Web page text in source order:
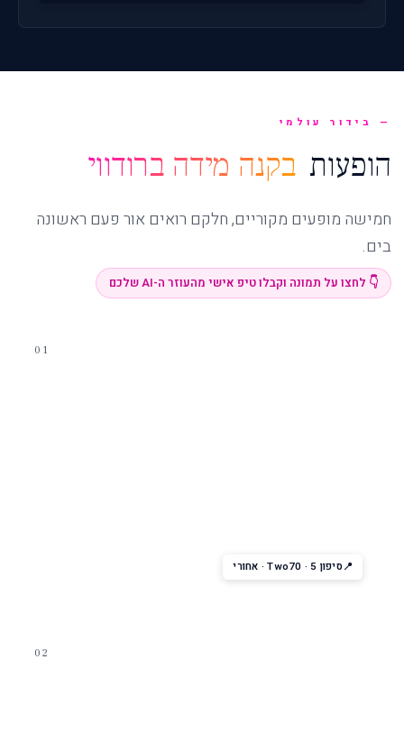
בידור עולמי
הופעות בקנה מידה ברודווי
חמישה מופעים מקוריים, חלקם רואים אור פעם ראשונה
בים.
👇 לחצו על תמונה וקבלו טיפ אישי מהעוזר ה-AI שלכם
01
סיפון 5 · Two70 · אחורי
02